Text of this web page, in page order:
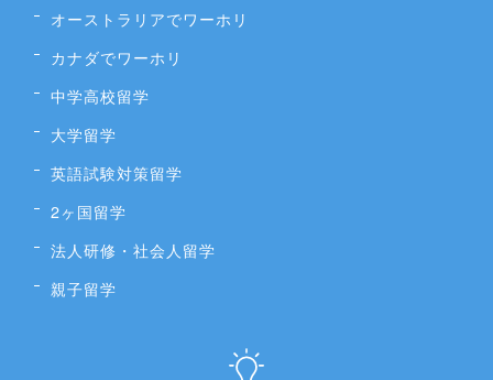
オーストラリアでワーホリ
カナダでワーホリ
中学高校留学
大学留学
英語試験対策留学
2ヶ国留学
法人研修・社会人留学
親子留学